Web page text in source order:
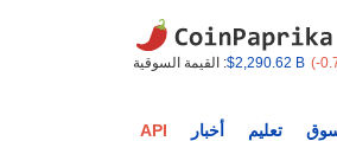
القيمة السوقية :$2,290.62 B (-
API أخبار تعليم